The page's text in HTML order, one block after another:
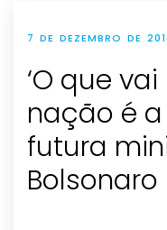
7 DE DEZEMBRO DE
‘O que
nação é a
futura
Bolsonaro